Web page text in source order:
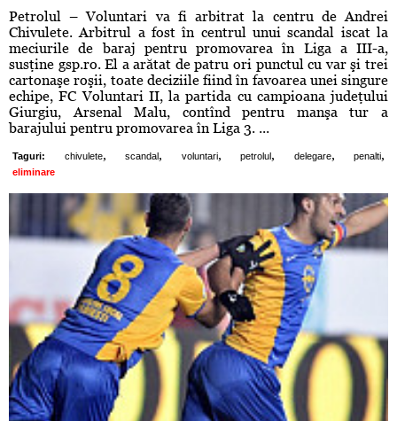
Petrolul – Voluntari va fi arbitrat la centru de Andrei
Chivulete. Arbitrul a fost în centrul unui scandal iscat la
meciurile de baraj pentru promovarea în Liga a III-a,
susţine gsp.ro. El a arătat de patru ori punctul cu var şi trei
cartonaşe roşii, toate deciziile fiind în favoarea unei singure
echipe, FC Voluntari II, la partida cu campioana judeţului
Giurgiu, Arsenal Malu, contînd pentru manşa tur a
barajului pentru promovarea în Liga 3. ...
Taguri: chivulete, scandal , voluntari, petrolul , delegare, penalti,
eliminare